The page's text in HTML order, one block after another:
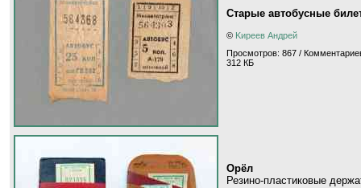
Старые автобусные
© Kиpeeв Aндpeй
Просмотров: 867 /
312 КБ
Орёл
Резино-пластиковые